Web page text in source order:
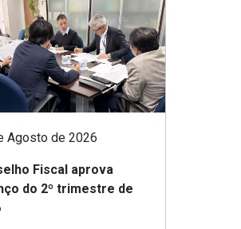
Agosto de 2026
Fiscal aprova
do 2º trimestre de